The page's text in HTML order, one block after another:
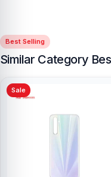
Best Selling
Similar Category
Sale